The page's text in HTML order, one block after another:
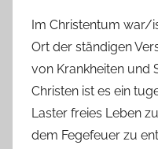
Im Christentum war/
Ort der ständigen
von Krankheiten und
Christen ist es ein
Laster freies Leben
dem Fegefeuer zu